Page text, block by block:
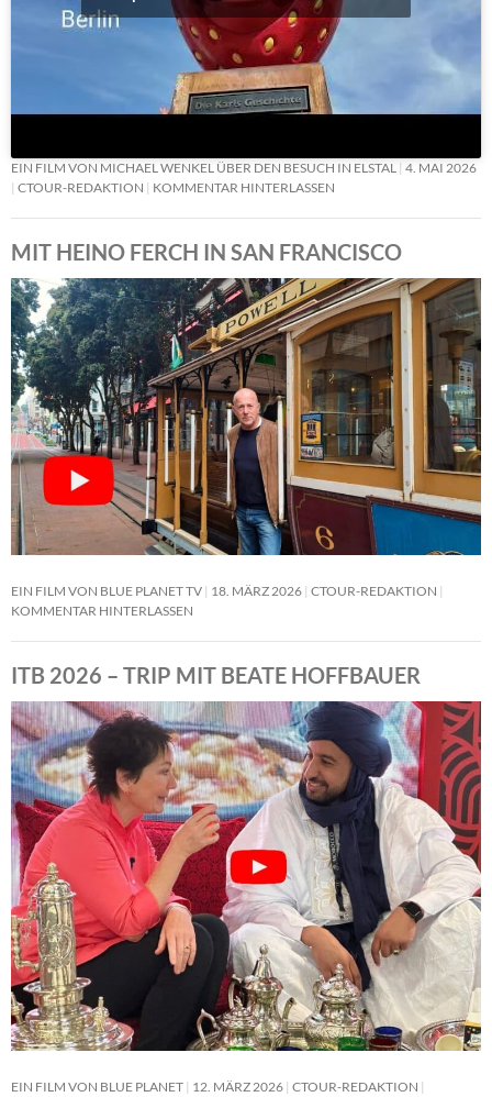
EIN FILM VON MICHAEL WENKEL ÜBER DEN BESUCH IN ELSTAL
4. MAI 2026
CTOUR-REDAKTION
KOMMENTAR HINTERLASSEN
MIT HEINO FERCH IN SAN FRANCISCO
EIN FILM VON BLUE PLANET TV 18. MÄRZ 2026 CTOUR-REDAKTION
KOMMENTAR HINTERLASSEN
ITB 2026 – TRIP MIT BEATE HOFFBAUER
EIN FILM VON BLUE PLANET 12. MÄRZ 2026 CTOUR-REDAKTION